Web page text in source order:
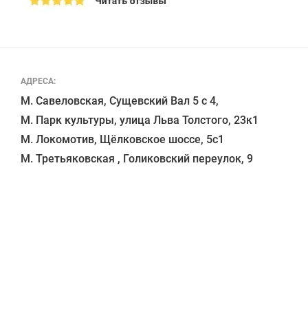
АДРЕСА:
М. Савеловская, Сущевский Вал 5 с 4,
М. Парк культуры, улица Льва Толстого, 23к1
М. Локомотив, Щёлковское шоссе, 5с1